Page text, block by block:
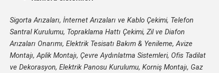
Sigorta Arızaları, İnternet Arızaları ve Kablo Çekimi, Telefon
Santral Kurulumu, Topraklama Hattı Çekimi, Zil ve Diafon
Arızaları Onarımı, Elektrik Tesisatı Bakım & Yenileme, Avize
Montajı, Aplik Montajı, Çevre Aydınlatma Sistemleri, Ofis Tadilat
ve Dekorasyon, Elektrik Panosu Kurulumu, Korniş Montajı, Gaz